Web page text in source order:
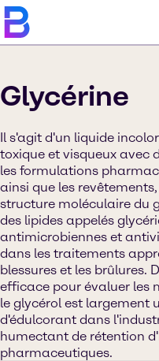
Glycérine
Il s'agit d'un liquide
toxique et visqueux avec
les formulations
ainsi que les
structure moléculaire du
des lipides appelés
antimicrobiennes et
dans les traitements
blessures et les brûlures.
efficace pour évaluer les
le glycérol est largement
d'édulcorant dans
humectant de rétention
pharmaceutiques.